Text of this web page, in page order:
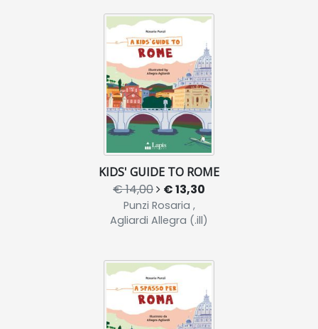
KIDS' GUIDE TO ROME
€ 14,00 € 13,30
Punzi Rosaria ,
Agliardi Allegra (.ill)